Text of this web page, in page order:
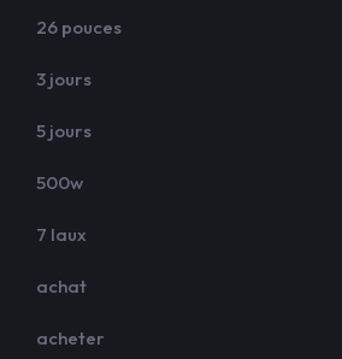
26 pouces
3 jours
5 jours
500w
7 laux
achat
acheter